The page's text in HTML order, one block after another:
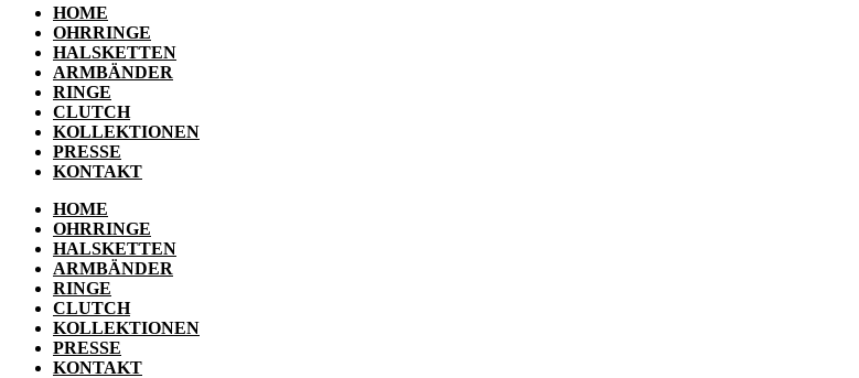
HOME
OHRRINGE
HALSKETTEN
ARMBÄNDER
RINGE
CLUTCH
KOLLEKTIONEN
PRESSE
KONTAKT
HOME
OHRRINGE
HALSKETTEN
ARMBÄNDER
RINGE
CLUTCH
KOLLEKTIONEN
PRESSE
KONTAKT